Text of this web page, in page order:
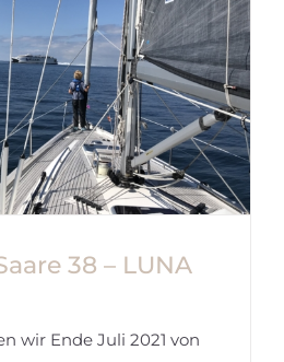
38 – LUNA
wir Ende Juli 2021 von